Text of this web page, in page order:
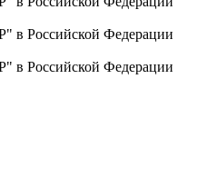
в Российской Федерации
в Российской Федерации